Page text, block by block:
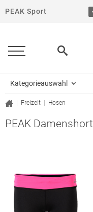
PEAK Sport
Kategorieauswahl
Freizeit Hosen
PEAK Damenshort